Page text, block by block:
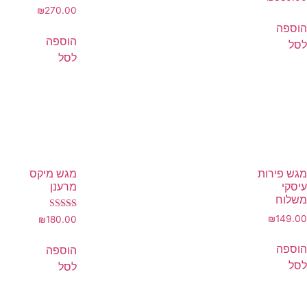
הוספה
לסל
₪270.00
הוספה
לסל
מגש פירות
עיסקי
משלוח
₪149.00
הוספה
לסל
מגש מיקס
מרענן
דורג
4.00
₪180.00
הוספה
לסל